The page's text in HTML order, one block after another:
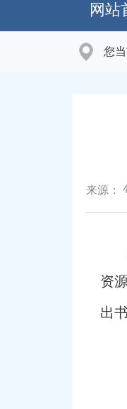
网站
您
来源：
资
出